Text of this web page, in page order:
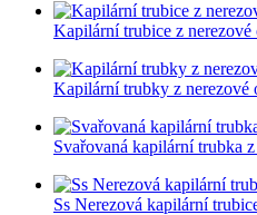
Kapilární trubice z
Kapilární trubky z nerezové
Svařovaná kapilární trubka
Ss Nerezová kapilární